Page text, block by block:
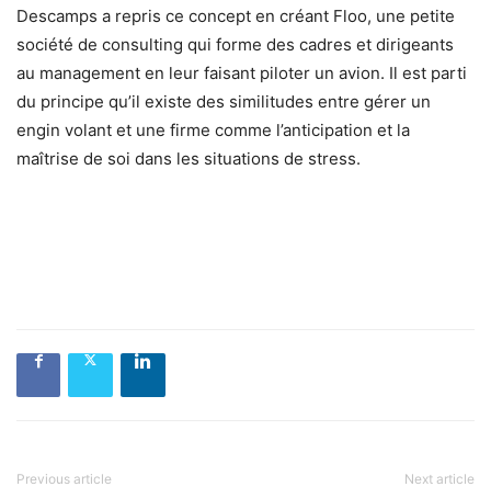
Descamps a repris ce concept en créant Floo, une petite
société de consulting qui forme des cadres et dirigeants
au management en leur faisant piloter un avion. Il est parti
du principe qu’il existe des similitudes entre gérer un
engin volant et une firme comme l’anticipation et la
maîtrise de soi dans les situations de stress.
Previous article Next article